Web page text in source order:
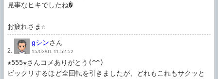
見事なヒキでしたね�
2.
gシンさん
15/03/01 11:52:52
★555★さんコメありがとう(^^)
ビックリするほど全回転を引きましたが、どれもこれもサクッと